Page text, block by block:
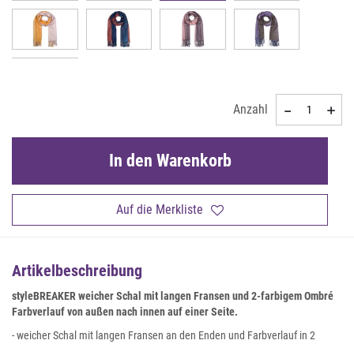
Anzahl
Auf die Merkliste
In den Warenkorb
Artikelbeschreibung
styleBREAKER weicher Schal mit langen Fransen und 2-farbigem Ombré
Farbverlauf von außen nach innen auf einer Seite.
- weicher Schal mit langen Fransen an den Enden und Farbverlauf in 2